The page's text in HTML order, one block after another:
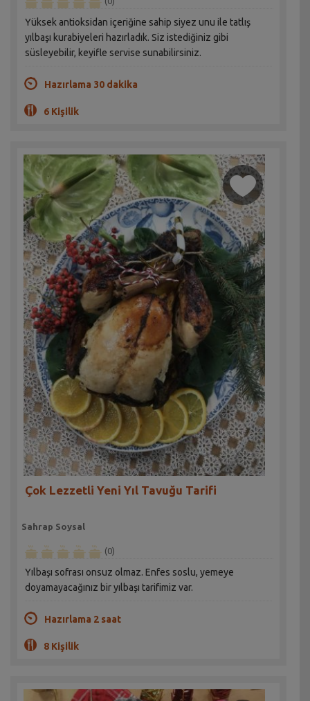
Yüksek antioksidan içeriğine sahip siyez unu ile tatlış
yılbaşı kurabiyeleri hazırladık. Siz istediğiniz gibi
süsleyebilir, keyifle servise sunabilirsiniz.
Hazırlama 30 dakika
6 Kişilik
Çok Lezzetli Yeni Yıl Tavuğu Tarifi
Sahrap Soysal
(0)
Yılbaşı sofrası onsuz olmaz. Enfes soslu, yemeye
doyamayacağınız bir yılbaşı tarifimiz var.
Hazırlama 2 saat
8 Kişilik